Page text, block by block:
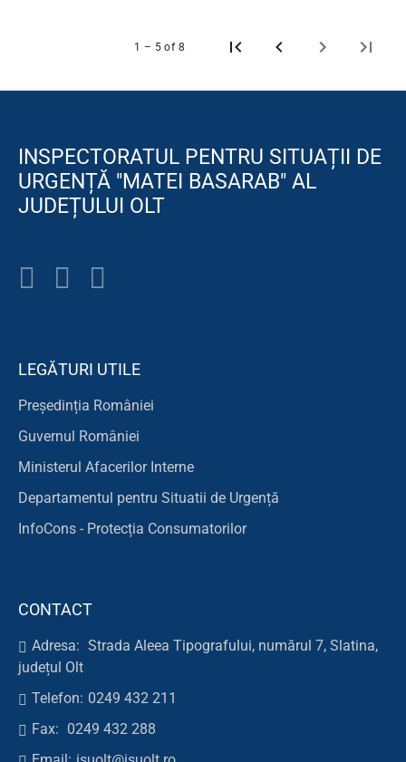
1 – 5 of 8
INSPECTORATUL PENTRU SITUAȚII DE
URGENȚĂ "MATEI BASARAB" AL
JUDEȚULUI OLT
LEGĂTURI UTILE
Președinția României
Guvernul României
Ministerul Afacerilor Interne
Departamentul pentru Situatii de Urgență
InfoCons - Protecția Consumatorilor
CONTACT
Adresa: Strada Aleea Tipografului, numărul 7, Slatina,
județul Olt
Telefon: 0249 432 211
Fax: 0249 432 288